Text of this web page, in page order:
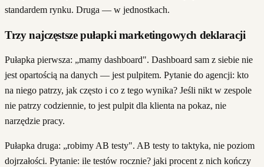
standardem rynku. Druga — w jednostkach.
Trzy najczęstsze pułapki marketingowych deklaracji
Pułapka pierwsza: „mamy dashboard". Dashboard sam z siebie nie
jest opartością na danych — jest pulpitem. Pytanie do agencji: kto
na niego patrzy, jak często i co z tego wynika? Jeśli nikt w zespole
nie patrzy codziennie, to jest pulpit dla klienta na pokaz, nie
narzędzie pracy.
Pułapka druga: „robimy AB testy". AB testy to taktyka, nie poziom
dojrzałości. Pytanie: ile testów rocznie? jaki procent z nich kończy